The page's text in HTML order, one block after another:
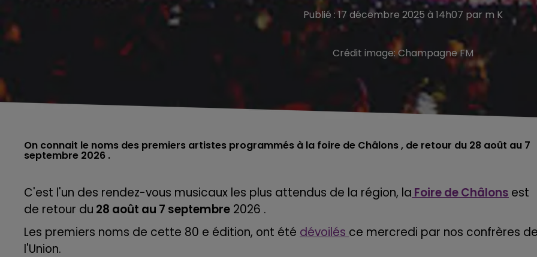
Publié : 17 décembre 2025 à 14h07 par m K
Crédit image:Champagne FM
On connait le noms des premiers artistes programmés à la foire de Châlons , de retour du 28 août au 7
septembre 2026 .
C'est l'un des rendez-vous musicaux les plus attendus de la région, la Foire de Châlons est
de retour du 28 août au 7 septembre 2026 .
Les premiers noms de cette 80 e édition, ont été dévoilés ce mercredi par nos confrères de
l'Union.